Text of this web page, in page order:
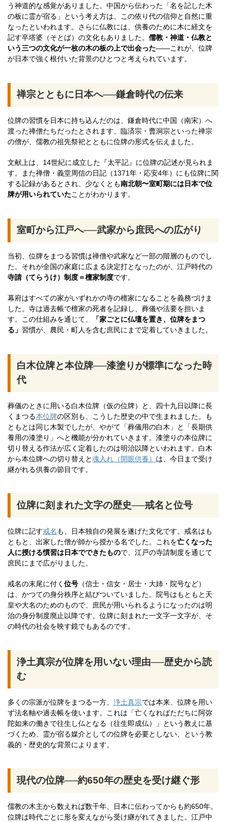
う神道的な感覚がありました。中国から伝わった「名を記した木
の板に霊が宿る」という考え方は、この依り代の信仰と自然に重
なったといわれます。さらに仏教には、供養のために木に経文を
記す卒塔婆（そとば）の文化もありました。 儒教・神道・仏教と
いう三つの文化が一枚の木の板の上で出会った——これが、位牌
が日本で強く根付いた背景のひとつと考えられています。
禅宗とともに日本へ──鎌倉時代の伝来
位牌の習慣を日本に持ち込んだのは、鎌倉時代に中国（南宋）へ
渡った禅僧たちだったとされます。臨済宗・曹洞宗といった禅宗
の僧が、儒教の祖先祭祀とともに位牌の形式を伝えました。
文献上は、14世紀に成立した『太平記』に位牌の記述が見られま
す。また禅僧・義堂周信の日記（1371年・応安4年）にも位牌に関
する記録があるとされ、少なくとも南北朝〜室町期には日本で位
牌が用いられていたことがわかります。
室町から江戸へ──武家から庶民への広がり
当初、位牌をまつる習慣は禅僧や武家など一部の階層のものでし
た。それが全国の家庭に広まる決定打となったのが、江戸時代の
寺請（てらうけ）制度＝檀家制度です。
幕府はすべての家がいずれかの寺の檀家になることを義務づけま
した。寺は過去帳で檀家の死者を記録し、葬儀や法要を担いま
す。この仕組みを通じて、
「家ごとに仏壇を置き、位牌をまつ
る」 習慣が、農民・町人を含む庶民にまで定着していきました。
白木位牌と本位牌──漆塗りが標準になった時
代
葬儀のときに用いる白木位牌（仮の位牌）と、四十九日以降に長
くまつる本位牌の区別も、こうした歴史の中で生まれました。も
ともとは同じ木製でしたが、やがて「葬儀用の白木」と「長期供
養用の漆塗り」へと機能が分かれていきます。漆塗りの本位牌に
切り替える作法が広く定着したのは明治以降といわれます。白木
から本位牌への切り替えと魂入れ（開眼供養） は、今日まで受け
継がれる供養の節目です。
位牌に刻まれた文字の歴史──戒名と位号
位牌に記す戒名 も、日本独自の発展を遂げた文化です。戒名はも
ともと、出家した僧が師から授かる名でした。これを亡くなった
人に授ける慣習は日本でできたもので、江戸の寺請制度を通じて
庶民にまで広がりました。
戒名の末尾に付く 位号 （信士・信女・居士・大姉・院号など）
は、かつての身分秩序と結びついていました。院号はもともと天
皇や大名のためのもので、庶民が用いられるようになったのは明
治の身分制度廃止以降です。位牌に刻まれた一文字一文字が、そ
の時代の社会を映す鏡でもあるのです。
浄土真宗が位牌を用いない理由──歴史から読
む
多くの宗派が位牌をまつる一方、 浄土真宗では本来、位牌を用い
ず法名軸や過去帳を使います。これは「亡くなればただちに阿弥
陀如来の働きで往生し仏となる（往生即成仏）」という教えに基
づくため、霊が宿る媒介としての位牌を必要としない、という教
義的・歴史的な背景によります。
現代の位牌──約650年の歴史を受け継ぐ形
儒教の木主から数えれば数千年、日本に伝わってからも約650年。
位牌は時代ごとに形を変えながら受け継がれてきました。江戸中